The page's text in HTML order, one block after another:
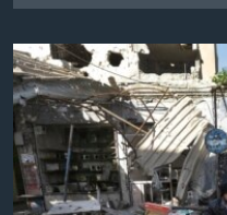
ພາສາຕ່າງໆ